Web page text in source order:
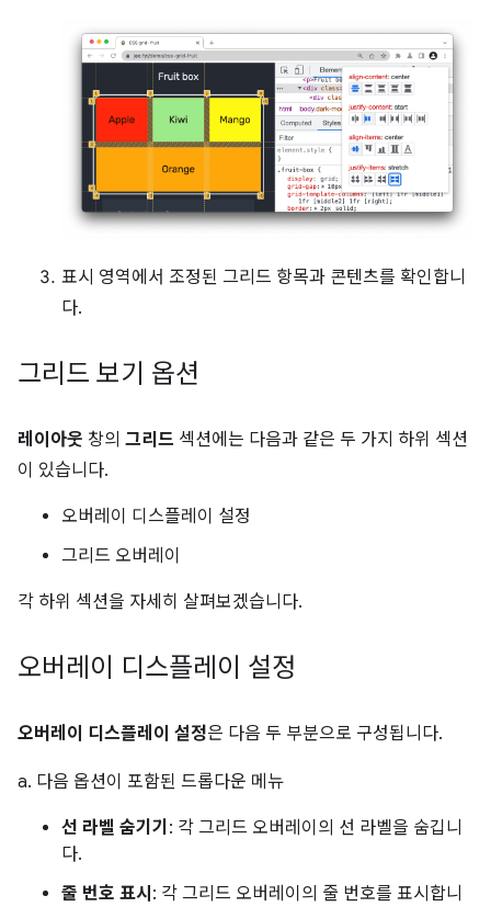
표시 영역에서 조정된 그리드 항목과 콘텐츠를 확인합니
다.
그리드 보기 옵션
레이아웃 창의 그리드 섹션에는 다음과 같은 두 가지 하위 섹션
이 있습니다.
오버레이 디스플레이 설정
그리드 오버레이
각 하위 섹션을 자세히 살펴보겠습니다.
오버레이 디스플레이 설정
오버레이 디스플레이 설정은 다음 두 부분으로 구성됩니다.
a. 다음 옵션이 포함된 드롭다운 메뉴
선 라벨 숨기기 : 각 그리드 오버레이의 선 라벨을 숨깁니
다.
줄 번호 표시 : 각 그리드 오버레이의 줄 번호를 표시합니